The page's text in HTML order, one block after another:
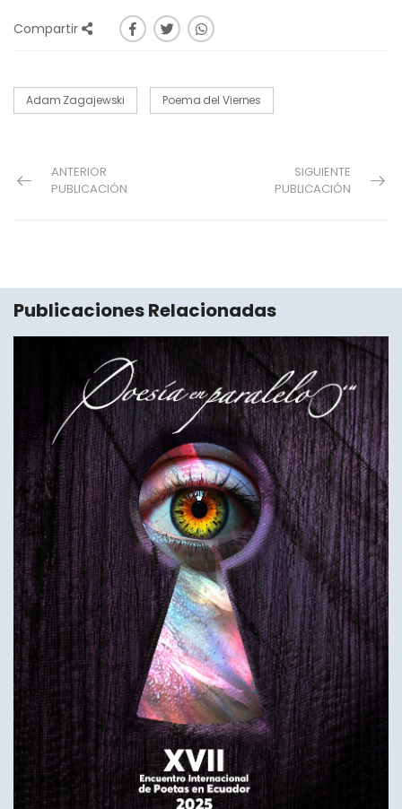
Compartir
Adam Zagajewski Poema del Viernes
ANTERIOR
PUBLICACIÓN
SIGUIENTE
PUBLICACIÓN
Publicaciones Relacionadas